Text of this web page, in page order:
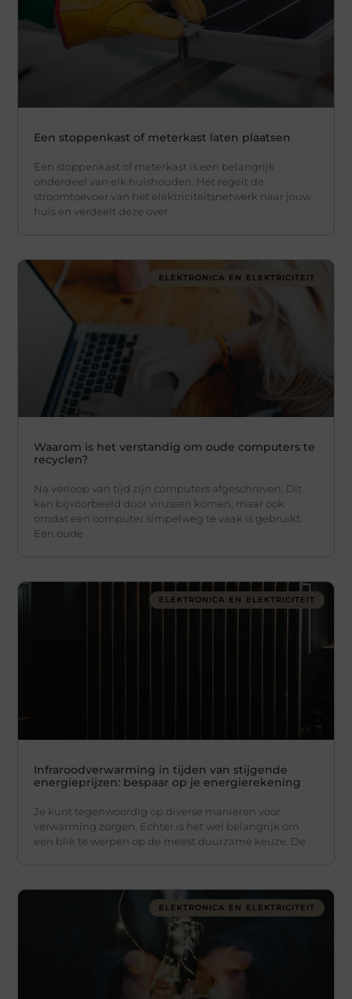
Een stoppenkast of meterkast laten plaatsen
Een stoppenkast of meterkast is een belangrijk
onderdeel van elk huishouden. Het regelt de
stroomtoevoer van het elektriciteitsnetwerk naar jouw
huis en verdeelt deze over
ELEKTRONICA EN ELEKTRICITEIT
Waarom is het verstandig om oude computers te
recyclen?
Na verloop van tijd zijn computers afgeschreven. Dit
kan bijvoorbeeld door virussen komen, maar ook
omdat een computer simpelweg te vaak is gebruikt.
Een oude
ELEKTRONICA EN ELEKTRICITEIT
Infraroodverwarming in tijden van stijgende
energieprijzen: bespaar op je energierekening
Je kunt tegenwoordig op diverse manieren voor
verwarming zorgen. Echter is het wel belangrijk om
een blik te werpen op de meest duurzame keuze. De
ELEKTRONICA EN ELEKTRICITEIT